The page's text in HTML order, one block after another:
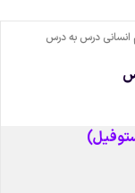
انسانی درس به درس